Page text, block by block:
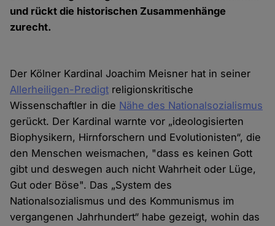
und rückt die historischen Zusammenhänge
zurecht.
Der Kölner Kardinal Joachim Meisner hat in seiner
Allerheiligen-Predigt religionskritische
Wissenschaftler in die Nähe des Nationalsozialismus
gerückt. Der Kardinal warnte vor „ideologisierten
Biophysikern, Hirnforschern und Evolutionisten“, die
den Menschen weismachen, "dass es keinen Gott
gibt und deswegen auch nicht Wahrheit oder Lüge,
Gut oder Böse". Das „System des
Nationalsozialismus und des Kommunismus im
vergangenen Jahrhundert“ habe gezeigt, wohin das